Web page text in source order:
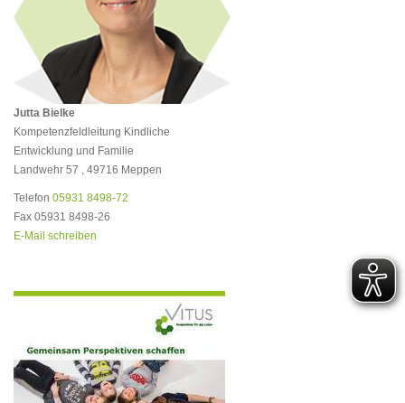
Jutta Bielke
Kompetenzfeldleitung Kindliche
Entwicklung und Familie
Landwehr 57 , 49716 Meppen
Telefon 05931 8498-72
Fax 05931 8498-26
E-Mail schreiben